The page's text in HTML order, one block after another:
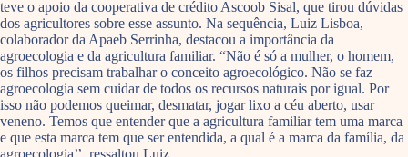
teve o apoio da cooperativa de crédito Ascoob Sisal, que tirou dúvidas
dos agricultores sobre esse assunto. Na sequência, Luiz Lisboa,
colaborador da Apaeb Serrinha, destacou a importância da
agroecologia e da agricultura familiar. “Não é só a mulher, o homem,
os filhos precisam trabalhar o conceito agroecológico. Não se faz
agroecologia sem cuidar de todos os recursos naturais por igual. Por
isso não podemos queimar, desmatar, jogar lixo a céu aberto, usar
veneno. Temos que entender que a agricultura familiar tem uma marca
e que esta marca tem que ser entendida, a qual é a marca da família, da
agroecologia’’, ressaltou Luiz.